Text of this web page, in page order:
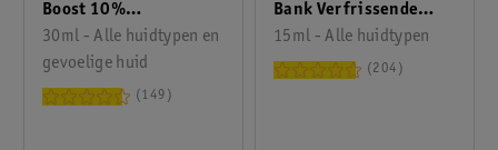
Boost 10%
Niacinamide Serum
30ml - Alle huidtypen en
gevoelige huid
149
Bank Verfrissende
Oogcrèmegel
15ml - Alle huidtypen
204